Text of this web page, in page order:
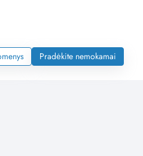
Pradėkite nemokamai